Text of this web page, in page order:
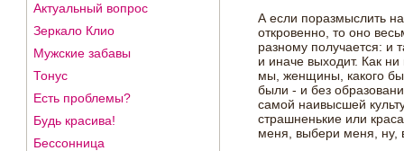
Актуальный вопрос
Зеркало Клио
Мужские забавы
Тонус
Есть проблемы?
Будь красива!
Бессонница
А если поразмыслить
откровенно, то оно
разному получается: и
и иначе выходит. Как ни
мы, женщины, какого
были - и без
самой наивысшей
страшненькие или
меня, выбери меня, ну,